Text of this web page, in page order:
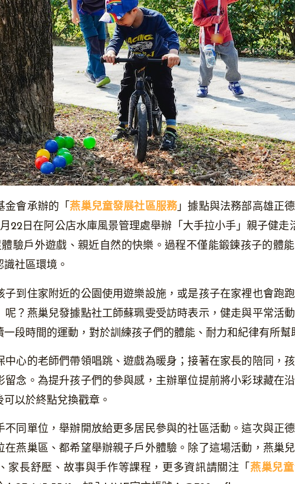
金會承辦的「燕巢兒童發展社區服務」據點與法務部高雄正
22日在阿公店水庫風景管理處舉辦「大手拉小手」親子健走
驗戶外遊戲、親近自然的快樂。過程不僅能鍛鍊孩子的體
社區環境。
子到住家附近的公園使用遊樂設施，或是孩子在家裡也會跑
？燕巢兒發據點社工師蘇珮雯受訪時表示，健走與平常活動
段時間的運動，對於訓練孩子們的體能、耐力和紀律有所幫
中心的老師們帶領唱跳、遊戲為暖身；接著在家長的陪同，
念。為提升孩子們的參與感，主辦單位提前將小彩球藏在沿
以於終點兌換戳章。
不同單位，舉辦開放給更多居民參與的社區活動。這次與正
在燕巢區、都希望舉辦親子戶外體驗。除了這場活動，燕巢
家長舒壓、故事與手作等課程，更多資訊請關注「燕巢兒